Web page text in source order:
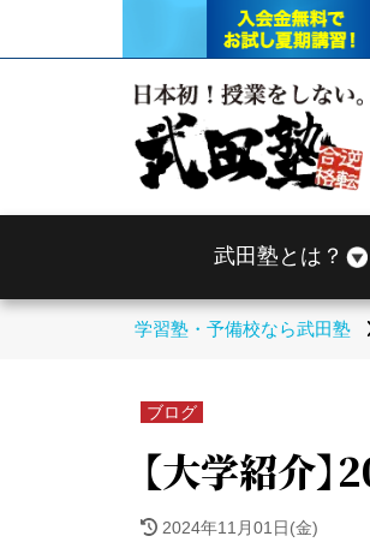
武田塾とは？
学習塾・予備校なら武田塾
ブログ
【大学紹介
2024年11月01日(金)